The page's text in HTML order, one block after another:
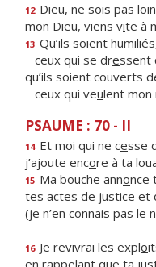
12 Dieu, ne sois pas
mon Dieu, viens vite à
13 Qu’ils soient
ceux qui se dressent
qu’ils soient couverts
ceux qui veulent mon
PSAUME : 70 - II
14 Et moi qui ne cesse
j’ajoute encore à ta
15 Ma bouche annonce
tes actes de justice et
(je n’en connais pas le
16 Je revivrai les explo
en rappelant que ta